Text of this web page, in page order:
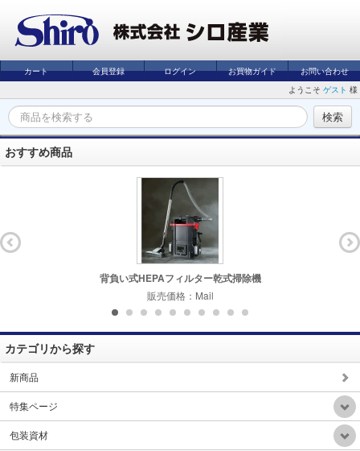
カート 会員登録 ログイン お買物ガイド
お問い合わせ
ようこそ ゲスト 様
おすすめ商品
背負い式HEPAフィルター乾式掃除機
販売価格：Mail
カテゴリから探す
新商品
特集ページ
包装資材